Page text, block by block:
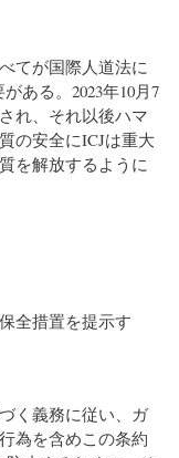
てが国際人道法に
ある。2023年10月7
れ、それ以後ハマ
の安全にICJは重大
を解放するように
全措置を提示す
く義務に従い、ガ
為を含めこの条約